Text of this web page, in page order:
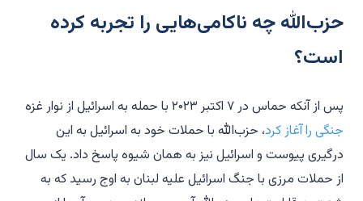
حزب‌الله چه ناکامی‌هایی را تجربه کرده
است؟
پس از آنکه حماس در ۷ اکتبر ۲۰۲۳ با حمله به اسرائیل از نوار غزه
جنگی را آغاز کرد، حزب‌الله با حملات خود به اسرائیل به این
درگیری پیوست و اسرائیل نیز به همان شیوه پاسخ داد. یک سال
از حملات مرزی با جنگ اسرائیل علیه لبنان به اوج رسید که به